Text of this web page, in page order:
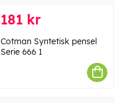
181 kr
Cotman Syntetisk pensel
Serie 666 1